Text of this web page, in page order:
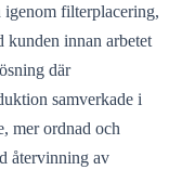
igenom filterplacering,
kunden innan arbetet
där
samverkade i
mer ordnad och
återvinning av